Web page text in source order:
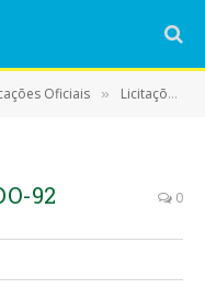
Oficiais » Licitações
92 0